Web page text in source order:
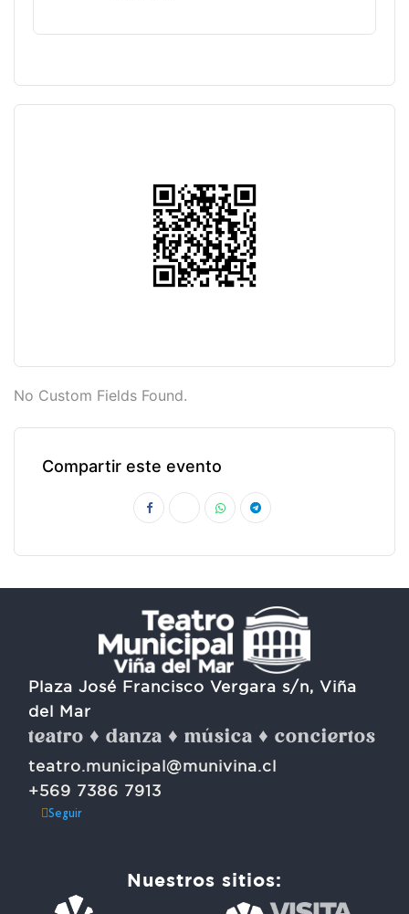
No Custom Fields Found.
Compartir este evento
Plaza José Francisco Vergara s/n, Viña
del Mar
teatro ♦ danza ♦ música ♦ conciertos
teatro.municipal@munivina.cl
+569 7386 7913
Seguir
Nuestros sitios: